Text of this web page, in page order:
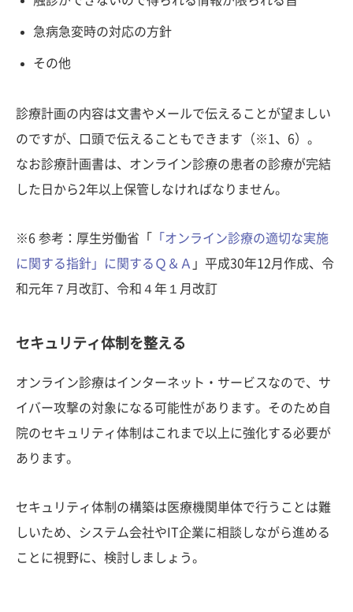
急病急変時の対応の方針
その他
診療計画の内容は文書やメールで伝えることが望ましい
のですが、口頭で伝えることもできます（※1、6）。
なお診療計画書は、オンライン診療の患者の診療が完結
した日から2年以上保管しなければなりません。
※6 参考：厚生労働省「
「オンライン診療の適切な実施
に関する指針」に関するＱ＆Ａ 」平成30年12月作成、令
和元年７月改訂、令和４年１月改訂
セキュリティ体制を整える
オンライン診療はインターネット・サービスなので、サ
イバー攻撃の対象になる可能性があります。そのため自
院のセキュリティ体制はこれまで以上に強化する必要が
あります。
セキュリティ体制の構築は医療機関単体で行うことは難
しいため、システム会社やIT企業に相談しながら進める
ことに視野に、検討しましょう。